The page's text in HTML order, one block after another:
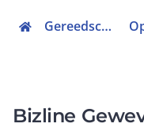
Gereedschap en PBM
Bizline